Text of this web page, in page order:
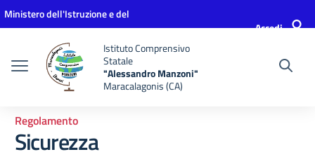
Vai ai contenuti
Vai al menu di navigazione
Vai al footer
Ministero dell'Istruzione e del
Accedi
Istituto Comprensivo
Statale
"Alessandro Manzoni"
Maracalagonis (CA)
Regolamento
Sicurezza